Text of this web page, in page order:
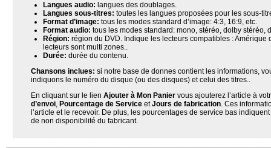
Langues audio: langues des doublages.
Langues sous-titres: toutes les langues proposées pour les sous-
Format d’image: tous les modes standard d’image: 4:3, 16:9, etc.
Format audio: tous les modes standard: mono, stéréo, dolby stéréo,
Région: région du DVD. Indique les lecteurs compatibles :
lecteurs sont multi zones..
Durée: durée du contenu.
Chansons inclues: si notre base de donnes contient les informations,
indiquons le numéro du disque (ou des disques) et celui des titres..
En cliquant sur le lien Ajouter à Mon Paniervous ajouterez l’article à
d’envoi, Pourcentage de ServiceetJours de fabrication. Ces
l’article et le recevoir. De plus, les pourcentages de service bas
de non disponibilité du fabricant.